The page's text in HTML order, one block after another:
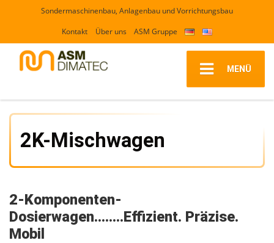
Sondermaschinenbau, Anlagenbau und Vorrichtungsbau
Kontakt
Über uns ASM Gruppe
MENÜ
2K-Mischwagen
2-Komponenten-
Dosierwagen……..Effizient. Präzise.
Mobil